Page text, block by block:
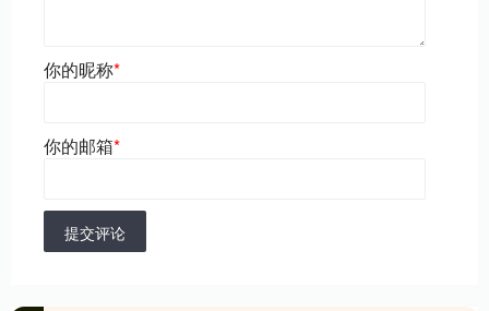
你的昵称*
你的邮箱*
提交评论